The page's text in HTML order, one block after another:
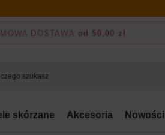
DOSTAWA od 50,00 zł
skórzane Akcesoria Nowości